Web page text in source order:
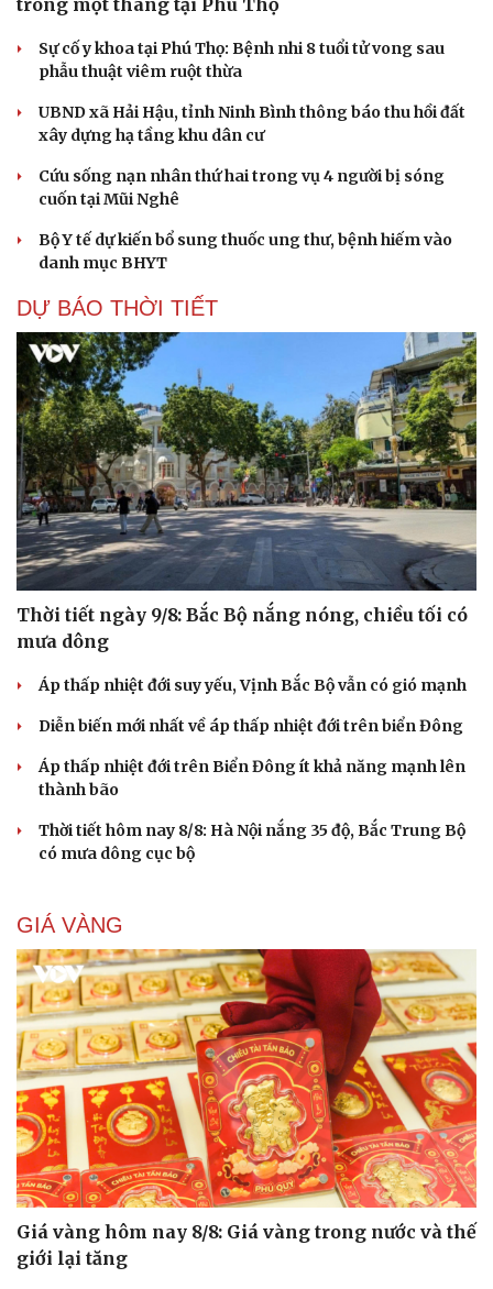
Cải chính
Sự cố y khoa tại Phú Thọ: Bệnh nhi 8 tuổi tử vong sau
phẫu thuật viêm ruột thừa
UBND xã Hải Hậu, tỉnh Ninh Bình thông báo thu hồi đất
xây dựng hạ tầng khu dân cư
Cứu sống nạn nhân thứ hai trong vụ 4 người bị sóng
cuốn tại Mũi Nghê
Bộ Y tế dự kiến bổ sung thuốc ung thư, bệnh hiếm vào
danh mục BHYT
DỰ BÁO THỜI TIẾT
Thời tiết ngày 9/8: Bắc Bộ nắng nóng, chiều tối có
mưa dông
Áp thấp nhiệt đới suy yếu, Vịnh Bắc Bộ vẫn có gió mạnh
Diễn biến mới nhất về áp thấp nhiệt đới trên biển Đông
Áp thấp nhiệt đới trên Biển Đông ít khả năng mạnh lên
thành bão
Thời tiết hôm nay 8/8: Hà Nội nắng 35 độ, Bắc Trung Bộ
có mưa dông cục bộ
GIÁ VÀNG
Giá vàng hôm nay 8/8: Giá vàng trong nước và thế
giới lại tăng